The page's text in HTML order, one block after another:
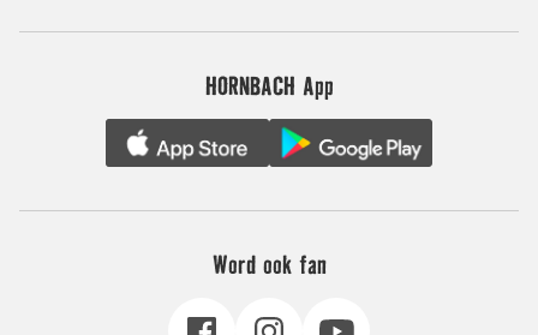
HORNBACH App
Word ook fan